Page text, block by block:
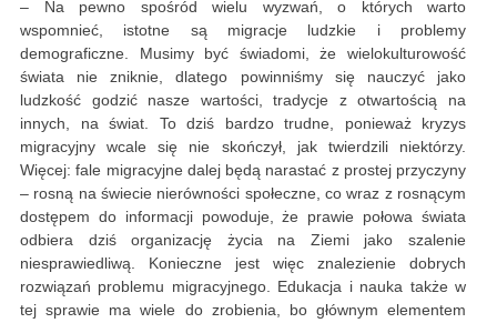
– Na pewno spośród wielu wyzwań, o których warto
wspomnieć, istotne są migracje ludzkie i problemy
demograficzne. Musimy być świadomi, że wielokulturowość
świata nie zniknie, dlatego powinniśmy się nauczyć jako
ludzkość godzić nasze wartości, tradycje z otwartością na
innych, na świat. To dziś bardzo trudne, ponieważ kryzys
migracyjny wcale się nie skończył, jak twierdzili niektórzy.
Więcej: fale migracyjne dalej będą narastać z prostej przyczyny
– rosną na świecie nierówności społeczne, co wraz z rosnącym
dostępem do informacji powoduje, że prawie połowa świata
odbiera dziś organizację życia na Ziemi jako szalenie
niesprawiedliwą. Konieczne jest więc znalezienie dobrych
rozwiązań problemu migracyjnego. Edukacja i nauka także w
tej sprawie ma wiele do zrobienia, bo głównym elementem